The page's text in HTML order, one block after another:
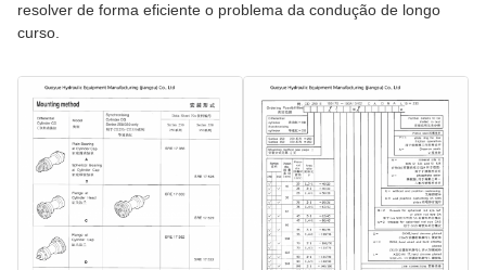
resolver de forma eficiente o problema da condução de longo
curso.